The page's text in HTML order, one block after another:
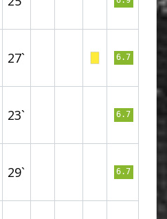
27` 6.7
23` 6.7
29` 6.7